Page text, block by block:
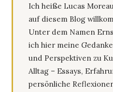
Ich heiße Lucas
auf diesem Blog
Unter dem Namen
ich hier meine
und Perspektiven zu
Alltag – Essays,
persönliche